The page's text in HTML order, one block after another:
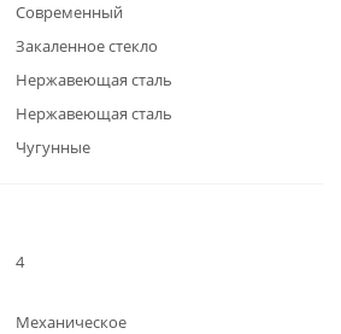
Современный
Закаленное стекло
Нержавеющая сталь
Нержавеющая сталь
Чугунные
4
Механическое